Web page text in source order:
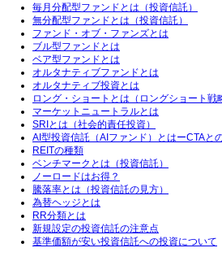
毎月分配型ファンドとは（投資信託）
無分配型ファンドとは（投資信託）
ファンド・オブ・ファンズとは
ブル型ファンドとは
ベア型ファンドとは
オルタナティブファンドとは
オルタナティブ投資とは
ロング・ショートとは（ロングショート戦
マーケットニュートラルとは
SRIとは（社会的責任投資）
AI型投資信託（AIファンド）とはーCTAと
REITの種類
ベンチマークとは（投資信託）
ノーロードはお得？
騰落率とは（投資信託の見方）
為替ヘッジとは
RR分類とは
新規設定の投資信託の注意点
基準価額が安い投資信託への投資について